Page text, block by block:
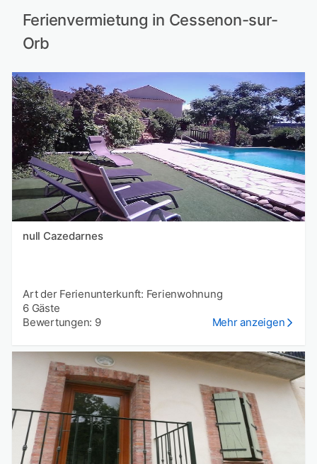
Ferienvermietung in Cessenon-sur-
Orb
null Cazedarnes
Art der Ferienunterkunft: Ferienwohnung
6 Gäste
Bewertungen: 9
Mehr anzeigen